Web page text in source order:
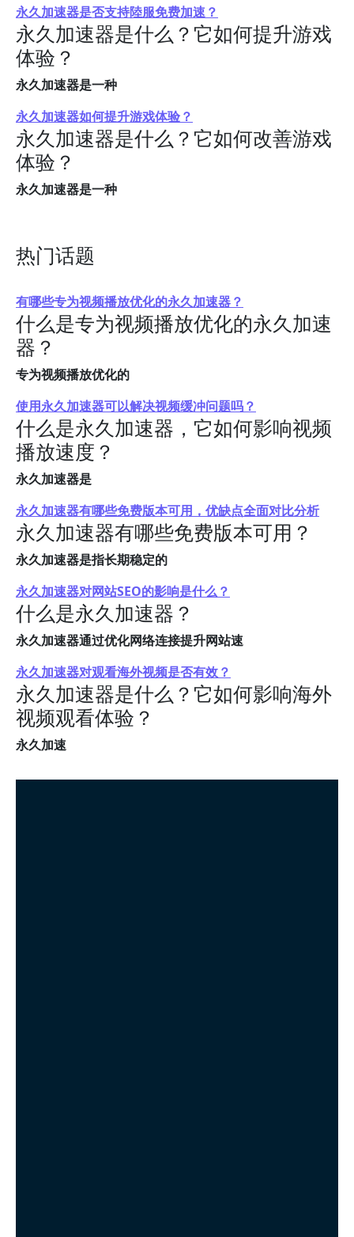
永久加速器是否支持陸服免费加速？
永久加速器是什么？它如何提升游戏
体验？
永久加速器是一种
永久加速器如何提升游戏体验？
永久加速器是什么？它如何改善游戏
体验？
永久加速器是一种
热门话题
有哪些专为视频播放优化的永久加速器？
什么是专为视频播放优化的永久加速
器？
专为视频播放优化的
使用永久加速器可以解决视频缓冲问题吗？
什么是永久加速器，它如何影响视频
播放速度？
永久加速器是
永久加速器有哪些免费版本可用，优缺点全面对比分析
永久加速器有哪些免费版本可用？
永久加速器是指长期稳定的
永久加速器对网站SEO的影响是什么？
什么是永久加速器？
永久加速器通过优化网络连接提升网站速
永久加速器对观看海外视频是否有效？
永久加速器是什么？它如何影响海外
视频观看体验？
永久加速